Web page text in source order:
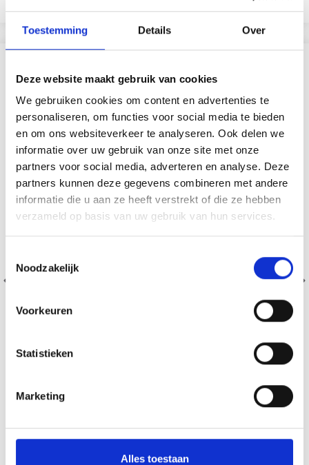
Toestemming Details Over
Deze website maakt gebruik van cookies
We gebruiken cookies om content en advertenties te
personaliseren, om functies voor social media te bieden
en om ons websiteverkeer te analyseren. Ook delen we
informatie over uw gebruik van onze site met onze
partners voor social media, adverteren en analyse. Deze
partners kunnen deze gegevens combineren met andere
informatie die u aan ze heeft verstrekt of die ze hebben
verzameld op basis van uw gebruik van hun services.
Noodzakelijk
Voorkeuren
Statistieken
Marketing
Alles toestaan
40% korting